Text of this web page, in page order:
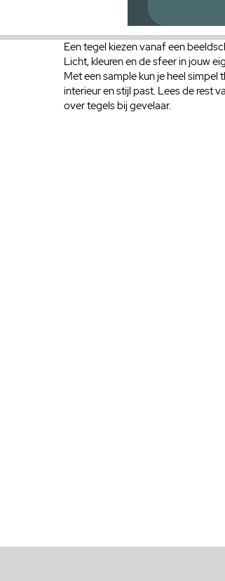
Een tegel kiezen vanaf een
Licht, kleuren en de sfeer in jouw
Met een sample kun je heel
interieur en stijl past. Lees de rest
over tegels bij gevelaar.